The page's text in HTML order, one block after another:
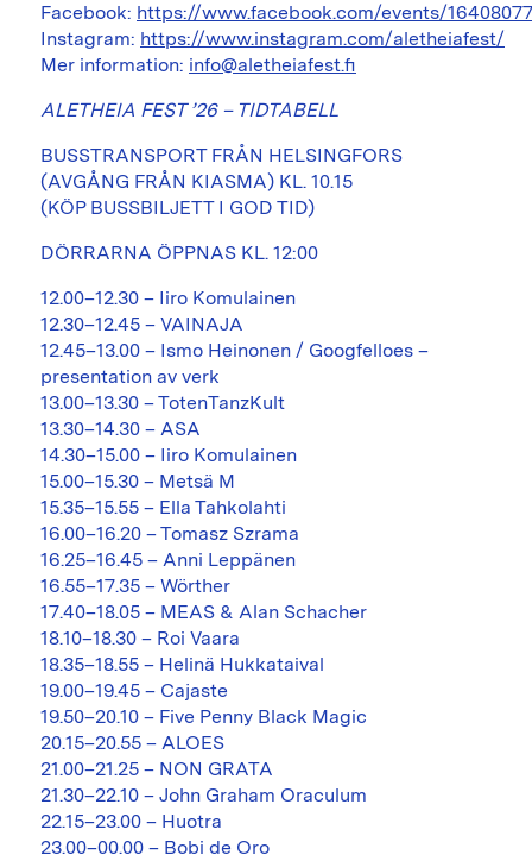
Facebook: https://www.facebook.com/events/
Instagram: https://www.instagram.com/aletheiafest/
Mer information: info@aletheiafest.fi
ALETHEIA FEST ’26 – TIDTABELL
BUSSTRANSPORT FRÅN HELSINGFORS
(AVGÅNG FRÅN KIASMA) KL. 10.15
(KÖP BUSSBILJETT I GOD TID)
DÖRRARNA ÖPPNAS KL. 12:00
12.00–12.30 – Iiro Komulainen
12.30–12.45 – VAINAJA
12.45–13.00 – Ismo Heinonen / Googfelloes –
presentation av verk
13.00–13.30 – TotenTanzKult
13.30–14.30 – ASA
14.30–15.00 – Iiro Komulainen
15.00–15.30 – Metsä M
15.35–15.55 – Ella Tahkolahti
16.00–16.20 – Tomasz Szrama
16.25–16.45 – Anni Leppänen
16.55–17.35 – Wörther
17.40–18.05 – MEAS & Alan Schacher
18.10–18.30 – Roi Vaara
18.35–18.55 – Helinä Hukkataival
19.00–19.45 – Cajaste
19.50–20.10 – Five Penny Black Magic
20.15–20.55 – ALOES
21.00–21.25 – NON GRATA
21.30–22.10 – John Graham Oraculum
22.15–23.00 – Huotra
23.00–00.00 – Bobi de Oro